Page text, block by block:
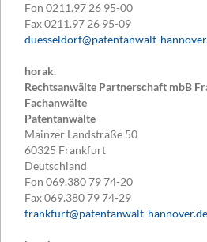
Fon 0211.97 26 95-00
Fax0211.97 26 95-09
duesseldorf@patentanwalt-
horak.
Rechtsanwälte Partnerschaft mbB
Fachanwälte
Patentanwälte
Mainzer Landstraße 50
60325 Frankfurt
Deutschland
Fon 069.380 79 74-20
Fax069.380 79 74-29
frankfurt@patentanwalt-hannover.de